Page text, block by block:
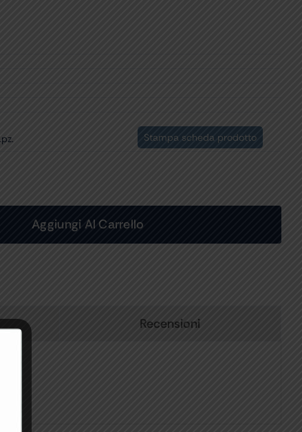
Stampa scheda prodotto
Aggiungi Al Carrello
Recensioni